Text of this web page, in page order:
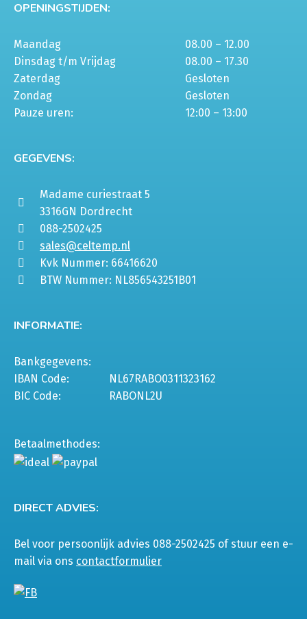
OPENINGSTIJDEN:
Maandag
08.00 – 12.00
Dinsdag t/m Vrijdag
08.00 – 17.30
Zaterdag
Gesloten
Zondag
Gesloten
Pauze uren:
12:00 – 13:00
GEGEVENS:
Madame curiestraat 5
3316GN Dordrecht
088-2502425
sales@celtemp.nl
Kvk Nummer: 66416620
BTW Nummer: NL856543251B01
INFORMATIE:
Bankgegevens:
IBAN Code:
NL67RABO0311323162
BIC Code:
RABONL2U
Betaalmethodes:
DIRECT ADVIES:
Bel voor persoonlijk advies 088-2502425 of stuur een e-
mail via ons contactformulier